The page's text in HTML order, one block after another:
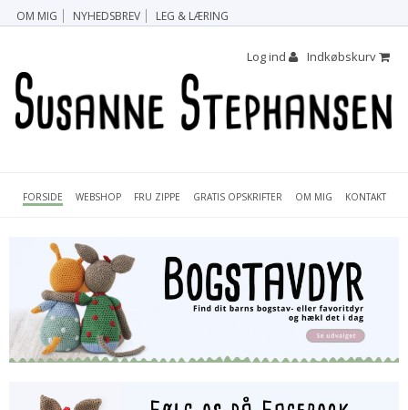
OM MIG NYHEDSBREV LEG & LÆRING
Indkøbskurv
Log ind
FORSIDE WEBSHOP FRU ZIPPE GRATIS OPSKRIFTER OM MIG KONTAKT